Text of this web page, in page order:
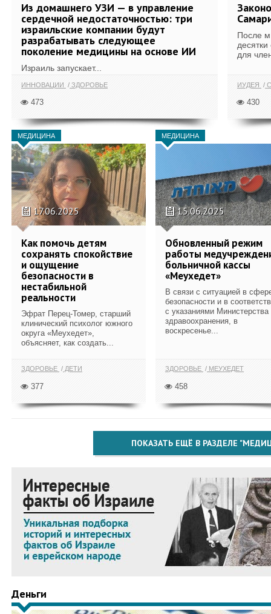
Из домашнего УЗИ — в управление
сердечной недостаточностью: три
израильские компании будут
разрабатывать следующее
поколение медицины на основе ИИ
Израиль запускает...
ИННОВАЦИИ ЗДОРОВЬЕ
473
После
для
ИУДЕЯ
430
МЕДИЦИНА
17.06.2025
Как помочь детям
сохранять спокойствие
и ощущение
безопасности в
нестабильной
реальности
Эфрат Перец-Томер, старший
клинический психолог южного
округа «Меухедет»,
объясняет, как создать...
ЗДОРОВЬЕ ДЕТИ
377
МЕДИЦИНА
15.06.2025
Обновленный режим
работы
больничной кассы
«Меухедет»
В связи с ситуацией в
безопасности и в
с указаниями Министерства
здравоохранения, в
воскресенье...
ЗДОРОВЬЕ МЕУХЕДЕТ
458
ПОКАЗАТЬ ЕЩЁ В РАЗДЕЛЕ
Деньги